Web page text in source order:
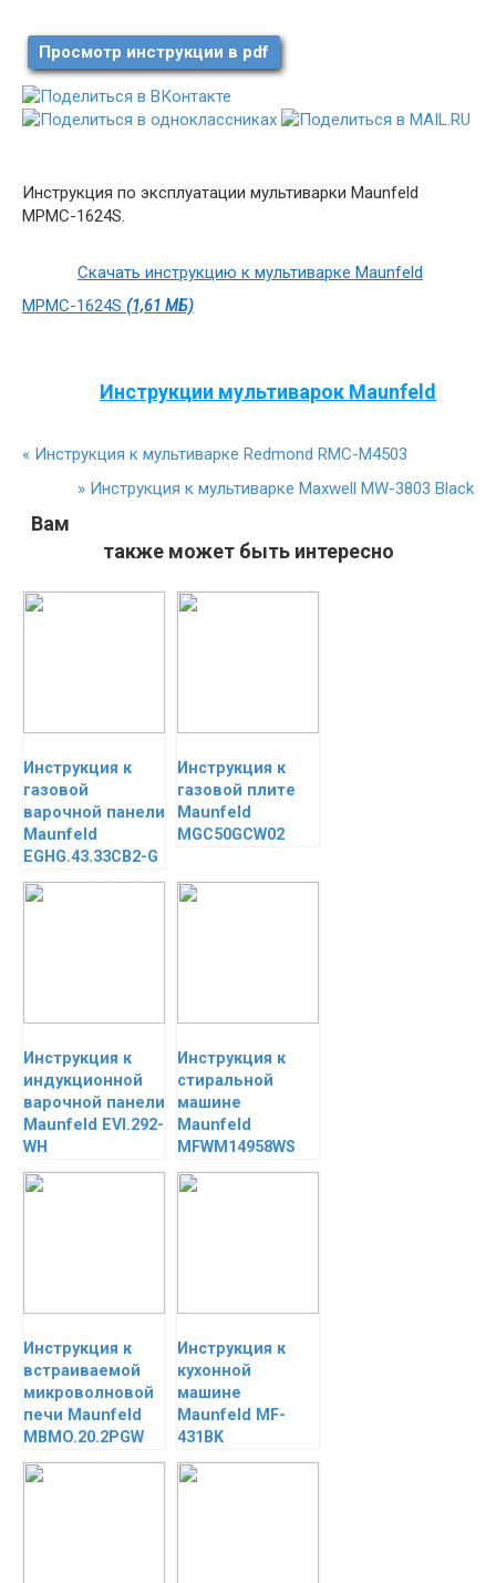
Просмотр инструкции в pdf
Инструкция по эксплуатации мультиварки Maunfeld
MPMC-1624S.
Скачать инструкцию к мультиварке Maunfeld
MPMC-1624S (1,61 МБ)
Инструкции мультиварок Maunfeld
« Инструкция к мультиварке Redmond RMC-M4503
» Инструкция к мультиварке Maxwell MW-3803 Black
Вам
также может быть интересно
Инструкция к
газовой
варочной панели
Maunfeld
EGHG.43.33CB2-G
Инструкция к
газовой плите
Maunfeld
MGC50GCW02
Инструкция к
индукционной
варочной панели
Maunfeld EVI.292-
WH
Инструкция к
стиральной
машине
Maunfeld
MFWM14958WS
Инструкция к
встраиваемой
микроволновой
печи Maunfeld
MBMO.20.2PGW
Инструкция к
кухонной
машине
Maunfeld MF-
431BK